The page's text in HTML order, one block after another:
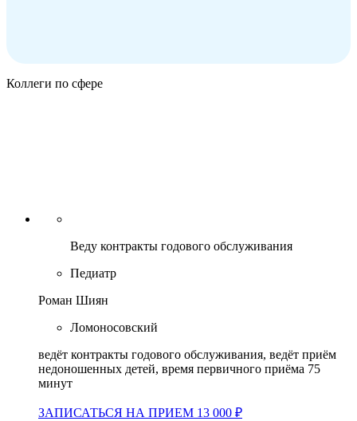
Коллеги по сфере
Веду контракты годового обслуживания
Педиатр
Роман Шиян
Ломоносовский
ведёт контракты годового обслуживания, ведёт приём
недоношенных детей, время первичного приёма 75
минут
ЗАПИСАТЬСЯ НА ПРИЕМ 13 000 ₽